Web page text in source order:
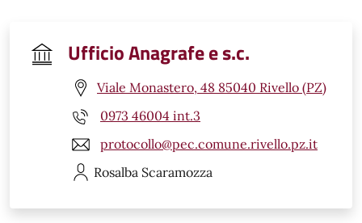
Ufficio Anagrafe e s.c.
Viale Monastero, 48 85040 Rivello (PZ)
0973 46004 int.3
protocollo@pec.comune.rivello.pz.it
Rosalba Scaramozza